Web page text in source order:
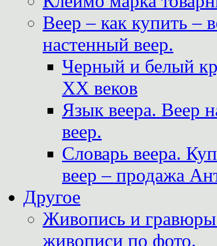
Веер – как купить –
настенный веер.
Черный и белый
XX веков
Язык веера. Веер
веер.
Словарь веера.
веер – продажа
Другое
Живопись и
живописи по фото.